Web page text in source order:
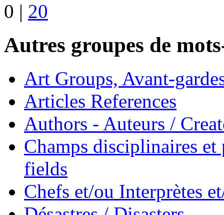
0 | 20
Autres groupes de
Art Groups, Avant-
Articles References
Authors - Auteurs /
Champs disciplinaires
fields
Chefs et/ou Interprètes